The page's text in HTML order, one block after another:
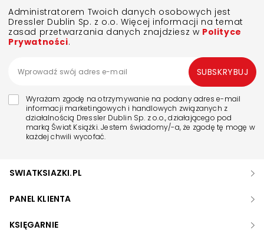
Administratorem Twoich danych osobowych jest
Dressler Dublin Sp. z o.o. Więcej informacji na temat
zasad przetwarzania danych znajdziesz w Polityce
Prywatności.
Wyrażam zgodę na otrzymywanie na podany adres e-mail
informacji marketingowych i handlowych związanych z
działalnością Dressler Dublin Sp. z o.o., działającego pod
marką Świat Książki. Jestem świadomy/-a, że zgodę tę mogę w
każdej chwili wycofać.
SUBSKRYBUJ
SWIATKSIAZKI.PL
PANEL KLIENTA
KSIĘGARNIE